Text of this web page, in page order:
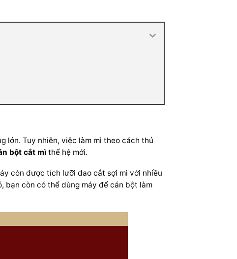
lớn. Tuy nhiên, việc làm mì theo cách thủ
bột cắt mì thế hệ mới.
còn được tích lưỡi dao cắt sợi mì với nhiều
bạn còn có thể dùng máy để cán bột làm